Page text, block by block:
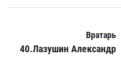
Вратарь
40.Лазушин Александр